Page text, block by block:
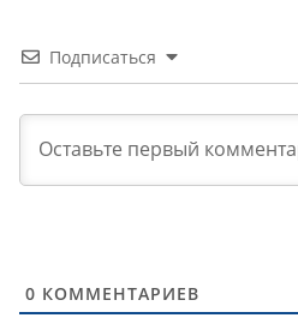
Подписаться
0 КОММЕНТАРИЕВ